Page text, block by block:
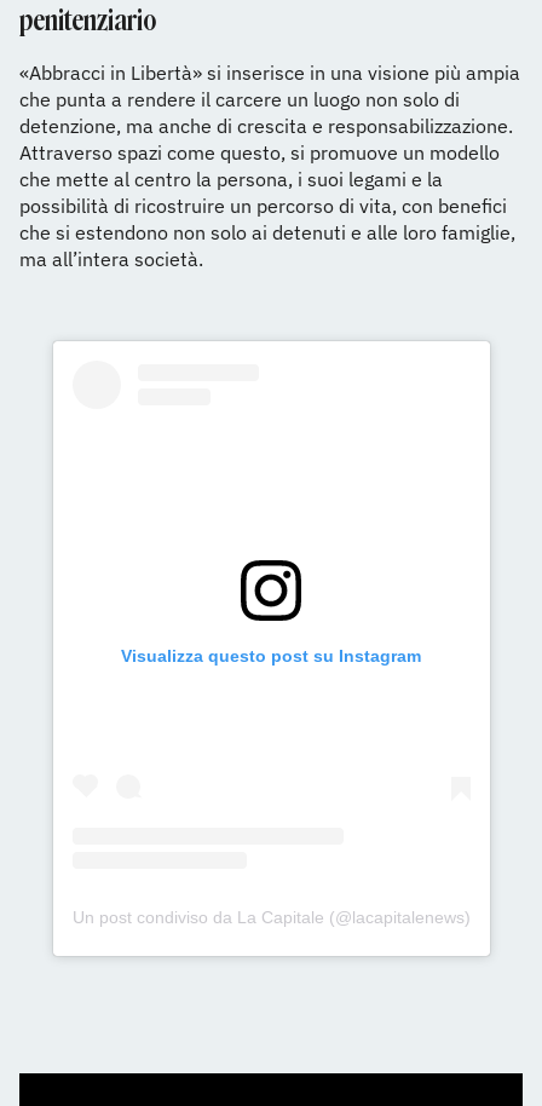
penitenziario
«Abbracci in Libertà» si inserisce in una visione più ampia
che punta a rendere il carcere un luogo non solo di
detenzione, ma anche di crescita e responsabilizzazione.
Attraverso spazi come questo, si promuove un modello
che mette al centro la persona, i suoi legami e la
possibilità di ricostruire un percorso di vita, con benefici
che si estendono non solo ai detenuti e alle loro famiglie,
ma all’intera società.
Visualizza questo post su Instagram
Un post condiviso da La Capitale (@lacapitalenews)